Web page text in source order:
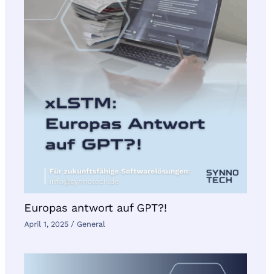
Europas antwort auf GPT?!
April 1, 2025 / General